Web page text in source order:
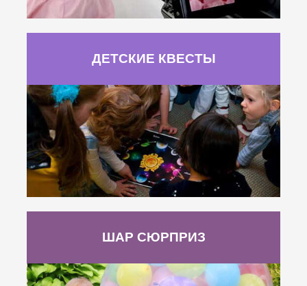
ДЕТСКИЕ КВЕСТЫ
ШАР СЮРПРИЗ